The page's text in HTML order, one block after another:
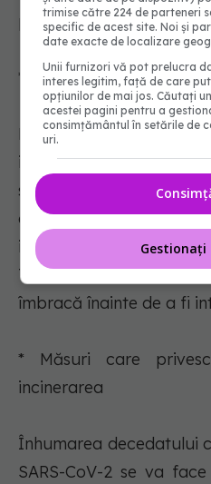
protocol.
* Măsuri care privesc
Persoanele decedate,
infecţiei cu SARS-
specifice de
autopsiate nu se
igienizează la
TP2. Aceşti
îmbracă înainte de a fi
* Măsuri care
incinerarea
Înhumarea decedatului
SARS-CoV-2 se va
trimise către 224 de parteneri
specific de acest site. Noi și
date exacte de localizare
Unii furnizori vă pot prelucra
interes legitim, față de care
opțiunilor de mai jos. Căutați
acestei pagini pentru a
consimțământul în setările de
uri.